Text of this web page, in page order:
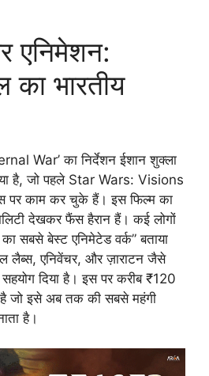
एनिमेशन:
का भारतीय
War’ का निर्देशन ईशान शुक्ला
है, जो पहले Star Wars: Visions
पर काम कर चुके हैं। इस फिल्म का
देखकर फैंस हैरान हैं। कई लोगों
सबसे बेस्ट एनिमेटेड वर्क” बताया
लैब्स, एनिवेंचर, और ज़ाराटन जैसे
सहयोग दिया है। इस पर करीब ₹120
जो इसे अब तक की सबसे महंगी
है।